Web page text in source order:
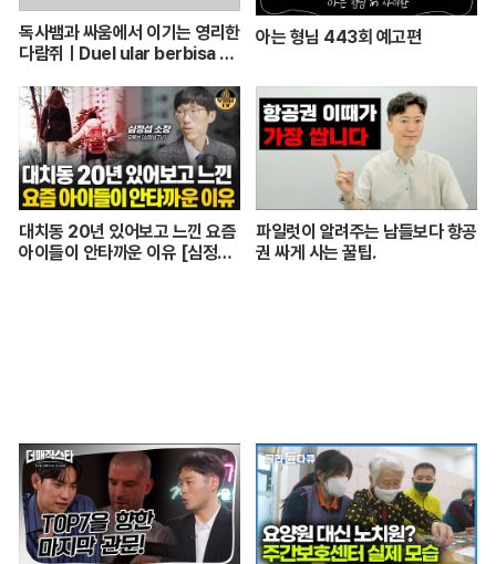
독사뱀과 싸움에서 이기는 영리한
다람쥐ㅣDuel ular berbisa da
운 동물싸움
아는 형님 443회 예고편
대치동 20년 있어보고 느낀 요즘
아이들이 안타까운 이유 [심정섭
파일럿이 알려주는 남들보다 항공
권 싸게 사는 꿀팁.